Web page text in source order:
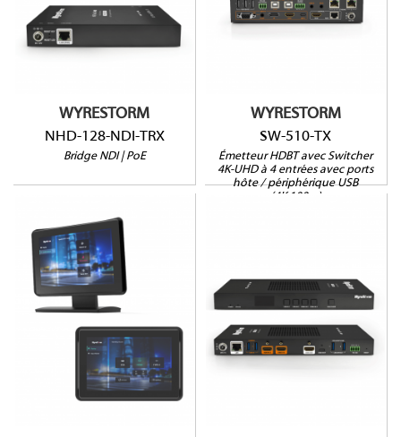
WYRESTORM
NHD-128-NDI-TRX
Bridge NDI | PoE
WYRESTORM
SW-510-TX
Émetteur HDBT avec Switcher
4K-UHD à 4 entrées avec ports
hôte / périphérique USB
(4K:100m)
SYN-TOUCH10
Pour appareils SYNERGY
Assistant de
configuration simple
Pied et support mural
4K/30fps
HDMI, USB-A/C, NDI